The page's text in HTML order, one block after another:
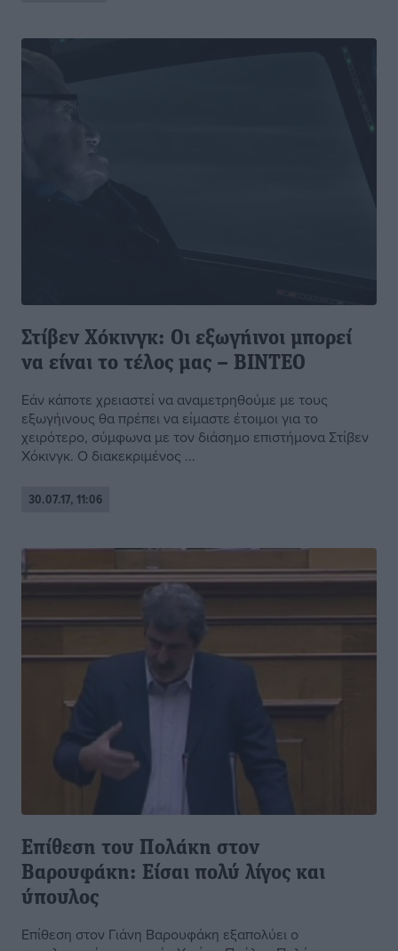
Στίβεν Χόκινγκ: Οι εξωγήινοι μπορεί
να είναι το τέλος μας – ΒΙΝΤΕΟ
Εάν κάποτε χρειαστεί να αναμετρηθούμε με τους
εξωγήινους θα πρέπει να είμαστε έτοιμοι για το
χειρότερο, σύμφωνα με τον διάσημο επιστήμονα Στίβεν
Χόκινγκ. Ο διακεκριμένος ...
30.07.17, 11:06
Επίθεση του Πολάκη στον
Βαρουφάκη: Είσαι πολύ λίγος και
ύπουλος
Επίθεση στον Γιάνη Βαρουφάκη εξαπολύει ο